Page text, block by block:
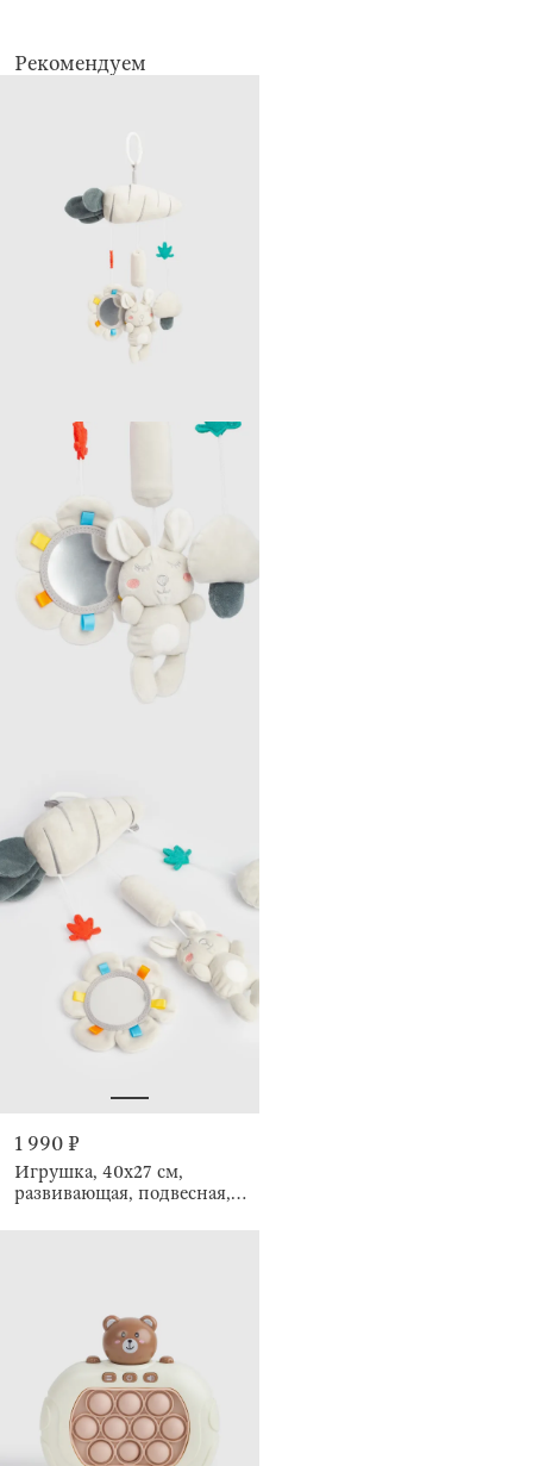
Рекомендуем
1 990 ₽
Игрушка, 40х27 см,
развивающая, подвесная,